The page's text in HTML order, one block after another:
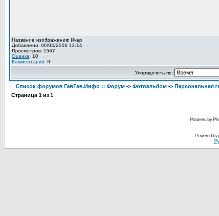
Название изображения: Икар
Добавлено: 06/04/2006 13:14
Просмотров: 1567
Оценка: 10
Комментарии: 0
Упорядочить по:
Список форумов ГавГав.Инфо :: Форум -> Фотоальбом -> Персональная
Страница 1 из 1
Powered by
Powered by